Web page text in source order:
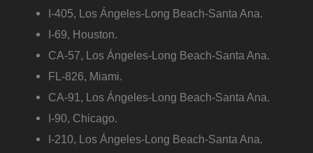
I-405, Los Ángeles-Long Beach-Santa Ana.
I-69, Houston.
CA-57, Los Ángeles-Long Beach-Santa Ana.
FL-826, Miami.
CA-91, Los Ángeles-Long Beach-Santa Ana.
I-90, Chicago.
I-210, Los Ángeles-Long Beach-Santa Ana.